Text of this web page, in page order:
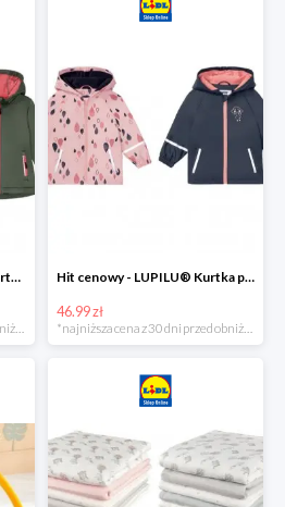
LUPILU® Wiatroszczelna kurtka dziecięca softshell, 1 sztuka Hit cenowy - LUPILU® Kurtka przeciwdeszczowa dziewczęca, 1 sztuka
46.99 zł